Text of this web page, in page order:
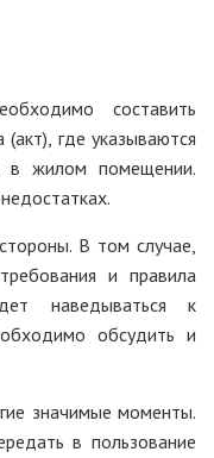
составить
где указываются
в жилом помещении.
В том случае,
и правила
наведываться к
обсудить и
значимые моменты.
в пользование